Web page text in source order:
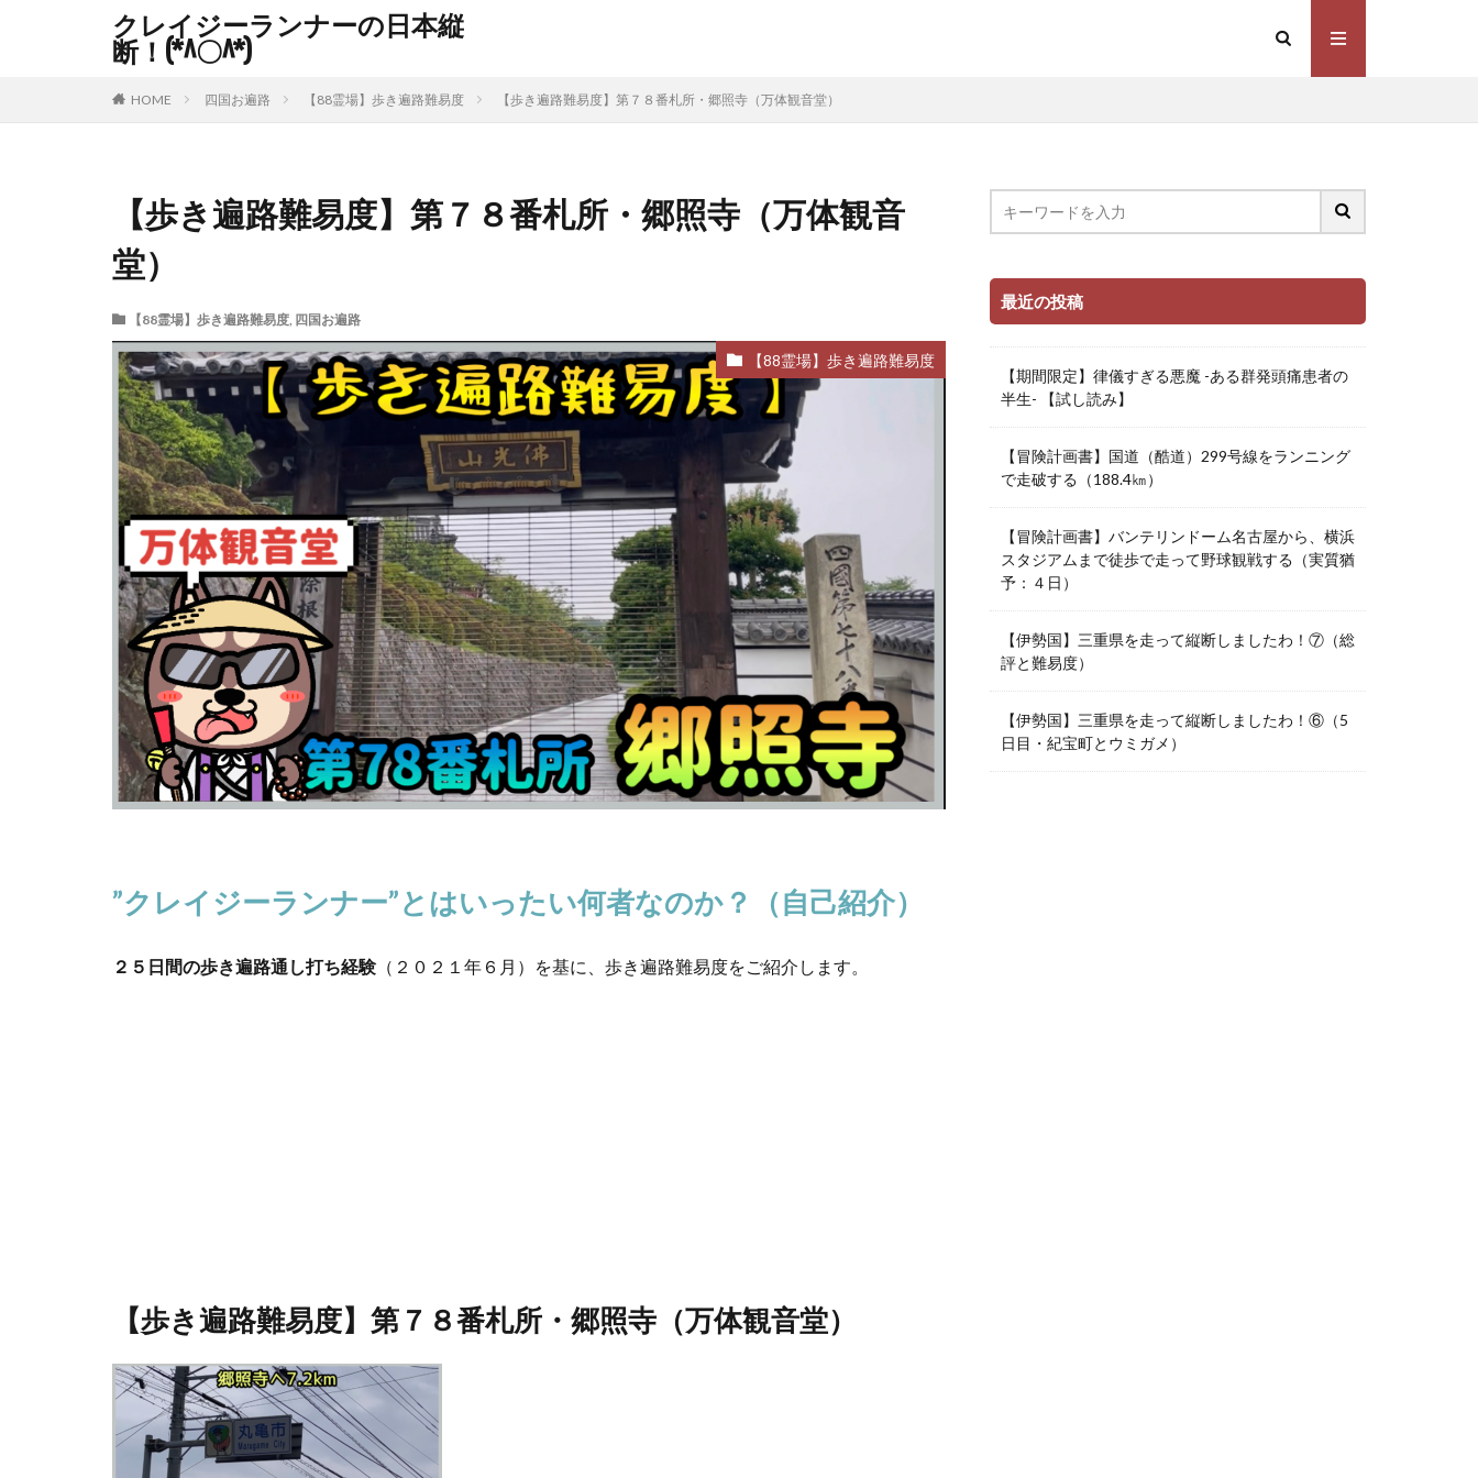
クレイジーランナーの日本縦
断！(*^〇^*)
HOME 四国お遍路 【88霊場】歩き遍路難易度 【歩き遍路難易度】第７８番札所・郷照寺（万体観音堂）
【歩き遍路難易度】第７８番札所・郷照寺（万体観音
堂）
【88霊場】歩き遍路難易度, 四国お遍路
【88霊場】歩き遍路難易度
”クレイジーランナー”とはいったい何者なのか？（自己紹介）
２５日間の歩き遍路通し打ち経験 （２０２１年６月）を基に、歩き遍路難易度をご紹介します。
【歩き遍路難易度】第７８番札所・郷照寺（万体観音堂）
最近の投稿
【期間限定】律儀すぎる悪魔 -ある群発頭痛患者の
半生- 【試し読み】
【冒険計画書】国道（酷道）299号線をランニング
で走破する（188.4㎞）
【冒険計画書】バンテリンドーム名古屋から、横浜
スタジアムまで徒歩で走って野球観戦する（実質猶
予：４日）
【伊勢国】三重県を走って縦断しましたわ！⑦（総
評と難易度）
【伊勢国】三重県を走って縦断しましたわ！⑥（5
日目・紀宝町とウミガメ）